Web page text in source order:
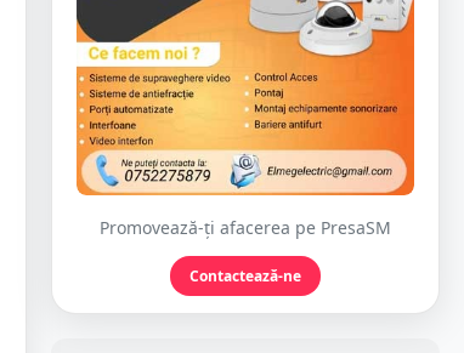
Promovează-ți afacerea pe PresaSM
Contactează-ne